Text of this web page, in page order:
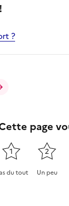
?
page
1
du tout
2
Un peu